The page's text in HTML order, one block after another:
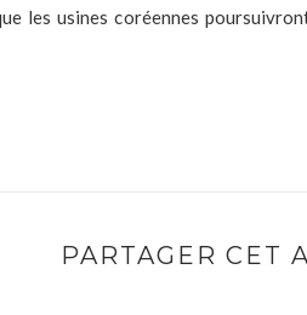
les usines coréennes
PARTAGER CET